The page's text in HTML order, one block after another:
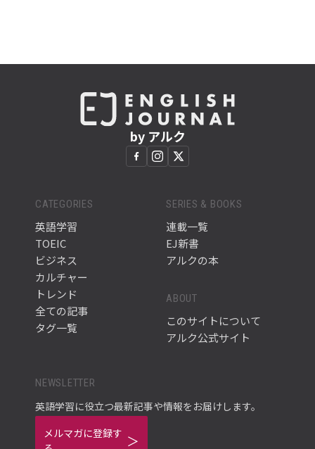
by アルク
CATEGORIES
英語学習
TOEIC
ビジネス
カルチャー
トレンド
全ての記事
タグ一覧
SERIES & BOOKS
連載一覧
EJ新書
アルクの本
ABOUT
このサイトについて
アルク公式サイト
NEWSLETTER
英語学習に役立つ最新記事や情報をお届けします。
メルマガに登録す